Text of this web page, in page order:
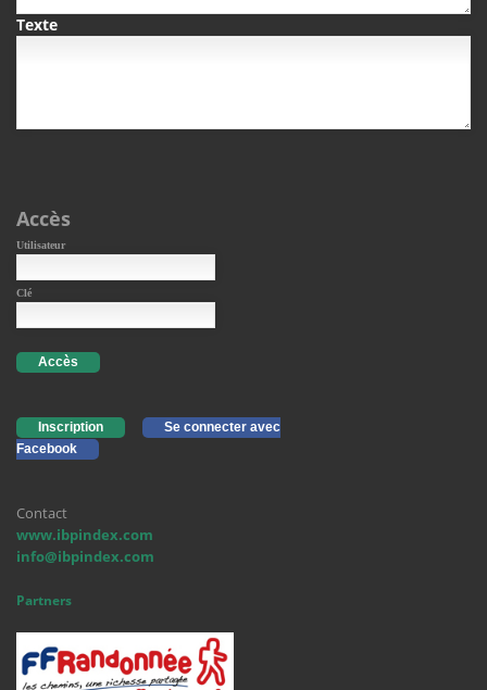
Texte
Accès
Utilisateur
Clé
Accès
Inscription
Se connecter avec
Facebook
Contact
www.ibpindex.com
info@ibpindex.com
Partners